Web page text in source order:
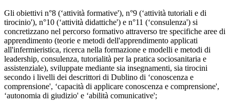
Gli obiettivi n°8 (‘attività formative'), n°9 (‘attività tutoriali e di
tirocinio'), n°10 (‘attività didattiche') e n°11 (‘consulenza') si
concretizzano nel percorso formativo attraverso tre specifiche aree di
apprendimento (teorie e metodi dell'apprendimento applicati
all'infermieristica, ricerca nella formazione e modelli e metodi di
leadership, consulenza, tutorialità per la pratica sociosanitaria e
assistenziale), sviluppate mediante sia insegnamenti, sia tirocini
secondo i livelli dei descrittori di Dublino di ‘conoscenza e
comprensione', ‘capacità di applicare conoscenza e comprensione',
‘autonomia di giudizio' e ‘abilità comunicative';